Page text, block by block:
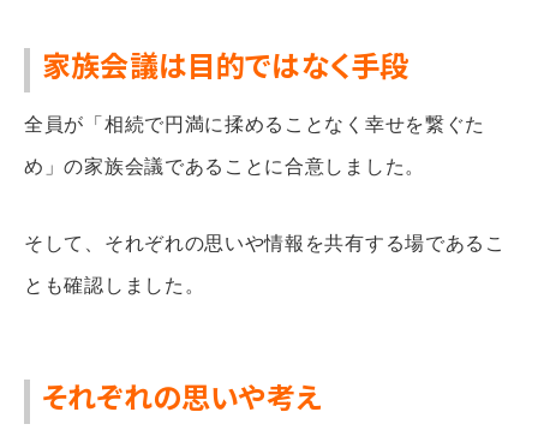
家族会議は目的ではなく手段
全員が「相続で円満に揉めることなく幸せを繋ぐた
め」の家族会議であることに合意しました。
そして、それぞれの思いや情報を共有する場であるこ
とも確認しました。
それぞれの思いや考え